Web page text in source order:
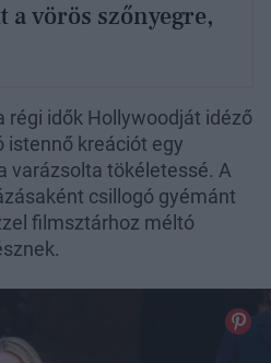
a vörös szőnyegre,
régi idők Hollywoodját idéző
istennő kreációt egy
varázsolta tökéletessé. A
csillogó gyémánt
filmsztárhoz méltó